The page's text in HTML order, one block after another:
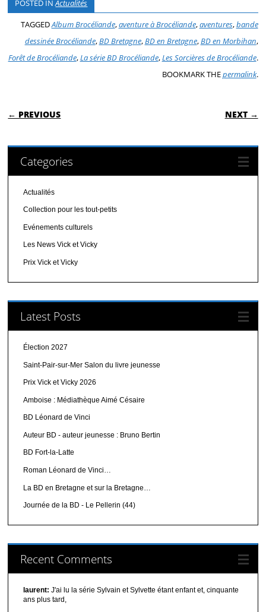
POSTED INActualités
TAGGEDAlbum Brocéliande,aventure à Brocéliande,aventures,bande
dessinée Brocéliande,BD Bretagne,BD en Bretagne,BD en Morbihan,
Forêt de Brocéliande,La série BD Brocéliande,Les Sorcières de Brocéliande.
BOOKMARK THEpermalink.
POST NAVIGATION
← PREVIOUS NEXT →
Categories
Actualités
Collection pour les tout-petits
Evénements culturels
Les News Vick et Vicky
Prix Vick et Vicky
Latest Posts
Élection 2027
Saint-Pair-sur-Mer Salon du livre jeunesse
Prix Vick et Vicky 2026
Amboise : Médiathèque Aimé Césaire
BD Léonard de Vinci
Auteur BD - auteur jeunesse : Bruno Bertin
BD Fort-la-Latte
Roman Léonard de Vinci…
La BD en Bretagne et sur la Bretagne…
Journée de la BD - Le Pellerin (44)
Recent Comments
laurent: J'ai lu la série Sylvain et Sylvette étant enfant et, cinquante
ans plus tard,